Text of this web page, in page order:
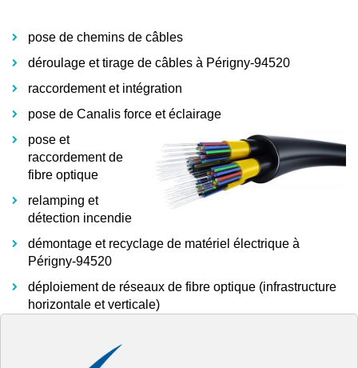
pose de chemins de câbles
déroulage et tirage de câbles à Périgny-94520
raccordement et intégration
pose de Canalis force et éclairage
pose et
raccordement de
fibre optique
relamping et
détection incendie
démontage et recyclage de matériel électrique à
Périgny-94520
déploiement de réseaux de fibre optique (infrastructure
horizontale et verticale)